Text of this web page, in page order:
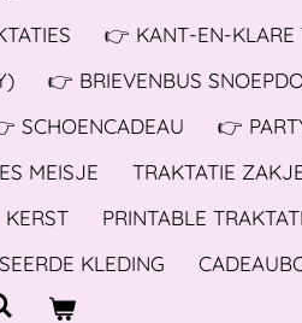
👉 KANT-EN-KLARE
👉 BRIEVENBUS
SCHOENCADEAU
👉
MEISJE
TRAKTATIE
KERST
PRINTABLE
KLEDING